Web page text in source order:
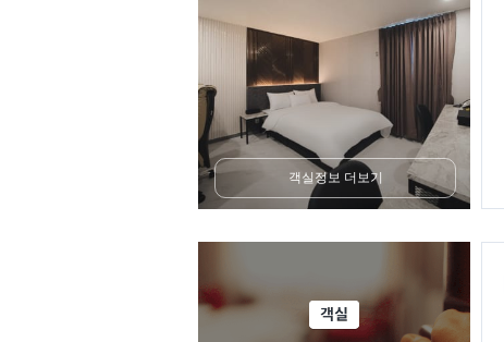
객실정보 더보기